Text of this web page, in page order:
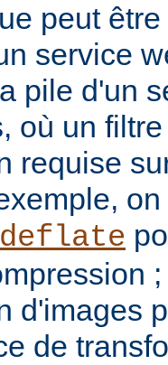
peut
service
pile d'un
où un
requise
d'images
de